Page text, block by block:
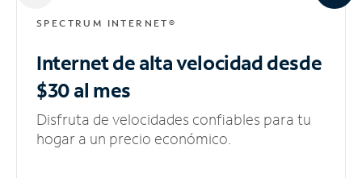
SPECTRUM INTERNET®
Internet de alta velocidaddesde
$30 al mes
Disfruta de velocidades confiables para tu
hogar a un precio económico.